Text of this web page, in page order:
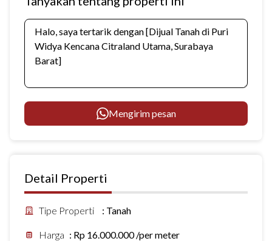
Mengirim pesan
Detail Properti
Tipe Properti : Tanah
Harga : Rp 16.000.000 /per meter